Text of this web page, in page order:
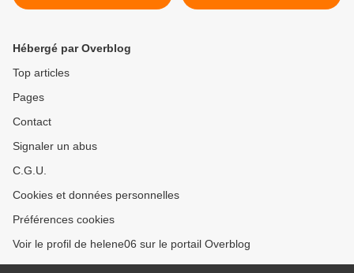
FRAMBOISES
PECAN A L'ORANGE >
Hébergé par Overblog
Top articles
Pages
Contact
Signaler un abus
C.G.U.
Cookies et données personnelles
Préférences cookies
Voir le profil de helene06 sur le portail Overblog